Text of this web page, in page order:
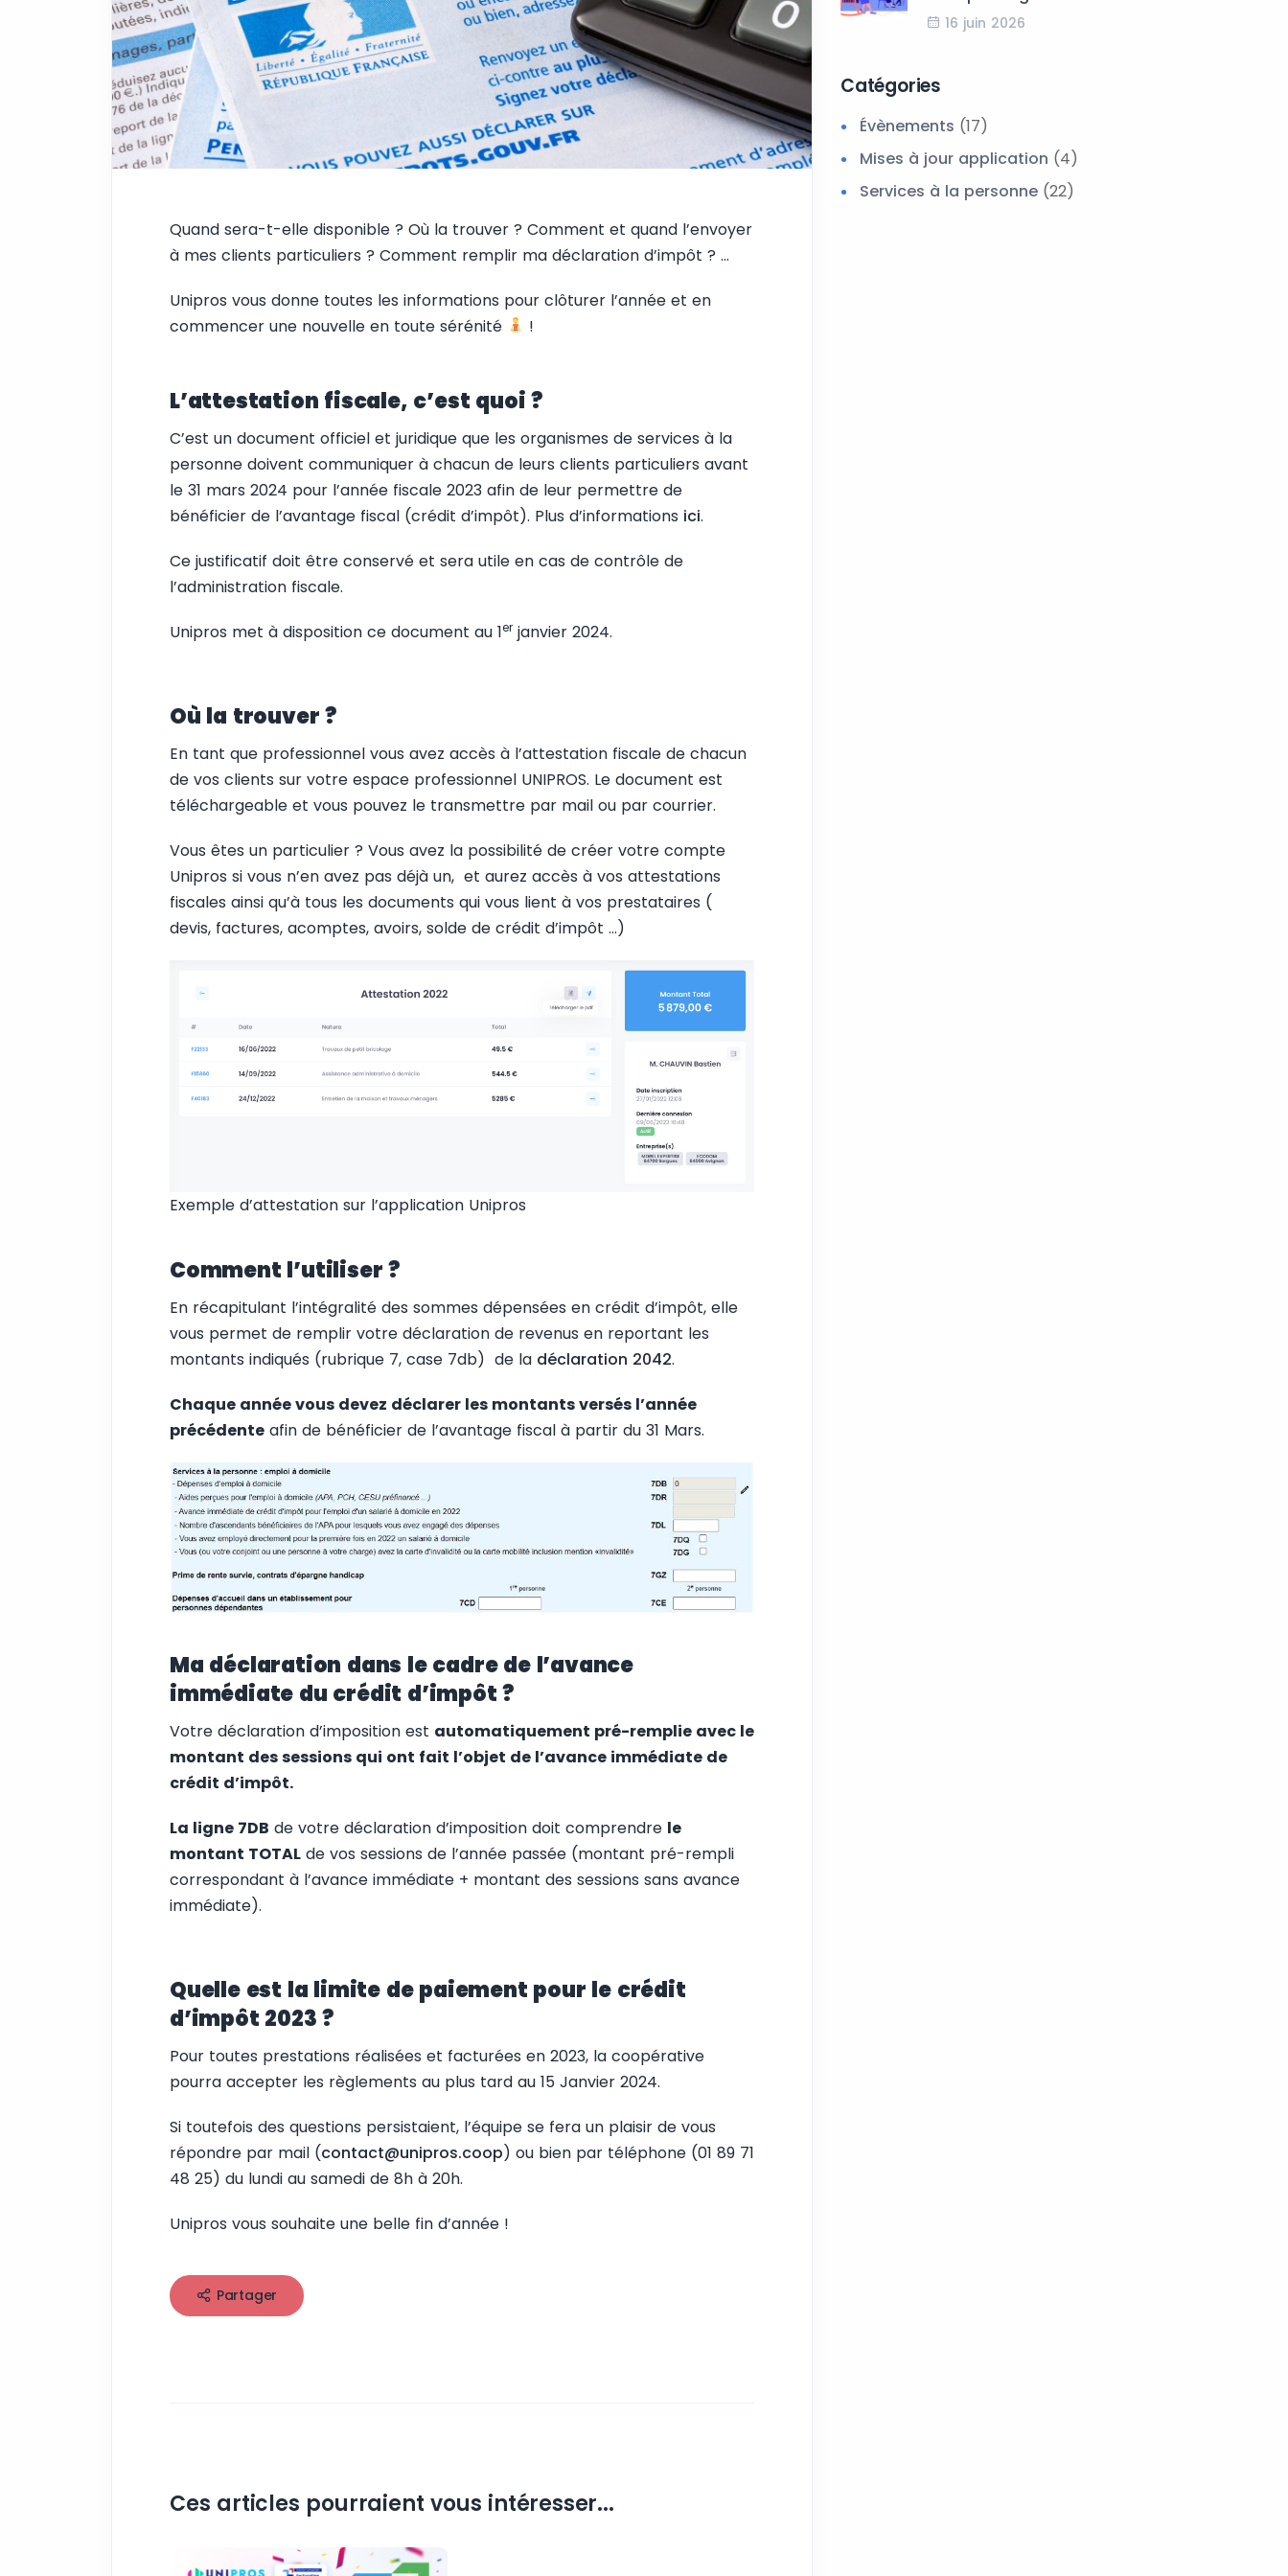
Quand sera-t-elle disponible ? Où la trouver ? Comment et quand l’envoyer
à mes clients particuliers ? Comment remplir ma déclaration d’impôt ? …
Unipros vous donne toutes les informations pour clôturer l’année et en
commencer une nouvelle en toute sérénité
!
L’attestation fiscale, c’est quoi ?
C’est un document officiel et juridique que les organismes de services à la
personne doivent communiquer à chacun de leurs clients particuliers avant
le 31 mars 2024 pour l’année fiscale 2023 afin de leur permettre de
bénéficier de l’avantage fiscal (crédit d’impôt). Plus d’informations ici.
Ce justificatif doit être conservé et sera utile en cas de contrôle de
l’administration fiscale.
Unipros met à disposition ce document au 1er janvier 2024.
Où la trouver ?
En tant que professionnel vous avez accès à l’attestation fiscale de chacun
de vos clients sur votre espace professionnel UNIPROS. Le document est
téléchargeable et vous pouvez le transmettre par mail ou par courrier.
Vous êtes un particulier ? Vous avez la possibilité de créer votre compte
Unipros si vous n’en avez pas déjà un, et aurez accès à vos attestations
fiscales ainsi qu’à tous les documents qui vous lient à vos prestataires (
devis, factures, acomptes, avoirs, solde de crédit d’impôt …)
Exemple d’attestation sur l’application Unipros
Comment l’utiliser ?
En récapitulant l’intégralité des sommes dépensées en crédit d’impôt, elle
vous permet de remplir votre déclaration de revenus en reportant les
montants indiqués (rubrique 7, case 7db) de la déclaration 2042.
Chaque année vous devez déclarer les montants versés l’année
précédente afin de bénéficier de l’avantage fiscal à partir du 31 Mars.
Ma déclaration dans le cadre de l’avance
immédiate du crédit d’impôt ?
Votre déclaration d’imposition est automatiquement pré-remplie avec le
montant des sessions qui ont fait l’objet de l’avance immédiate de
crédit d’impôt.
La ligne 7DB de votre déclaration d’imposition doit comprendre le
montant TOTAL de vos sessions de l’année passée (montant pré-rempli
correspondant à l’avance immédiate + montant des sessions sans avance
immédiate).
Quelle est la limite de paiement pour le crédit
d’impôt 2023 ?
Pour toutes prestations réalisées et facturées en 2023, la coopérative
pourra accepter les règlements au plus tard au 15 Janvier 2024.
Si toutefois des questions persistaient, l’équipe se fera un plaisir de vous
répondre par mail (contact@unipros.coop) ou bien par téléphone (01 89 71
48 25) du lundi au samedi de 8h à 20h.
Unipros vous souhaite une belle fin d’année !
Partager
Ces articles pourraient vous intéresser...
16 juin 2026
Catégories
Évènements (17)
Mises à jour application (4)
Services à la personne (22)